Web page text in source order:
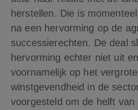
herstellen. Die is
na een hervorming op de
successierechten. De deal
hervorming echter niet uit
voornamelijk op het
winstgevendheid in de
voorgesteld om de helft van